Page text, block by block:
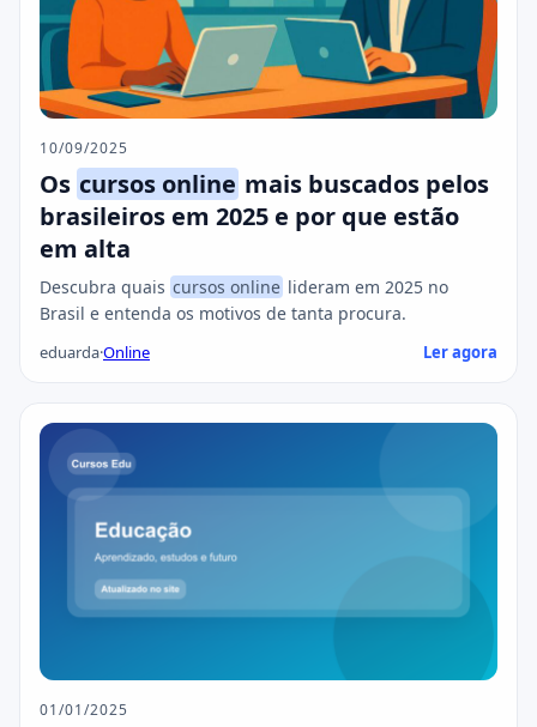
10/09/2025
Os cursos online mais buscados pelos
brasileiros em 2025 e por que estão
em alta
Descubra quais cursos online lideram em 2025 no
Brasil e entenda os motivos de tanta procura.
eduarda·Online Ler agora
01/01/2025